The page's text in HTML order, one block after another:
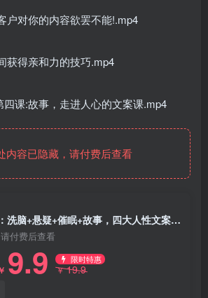
户对你的内容欲罢不能!.mp4
获得亲和力的技巧.mp4
课:故事，走进人心的文案课.mp4
容已隐藏，请付费后查看
朋友圈勾魂文案课：洗脑+悬疑+催眠+故事，四大人性文案体系让你不销而售
付费后查看
￥ 9.9 限时特惠
￥19.9